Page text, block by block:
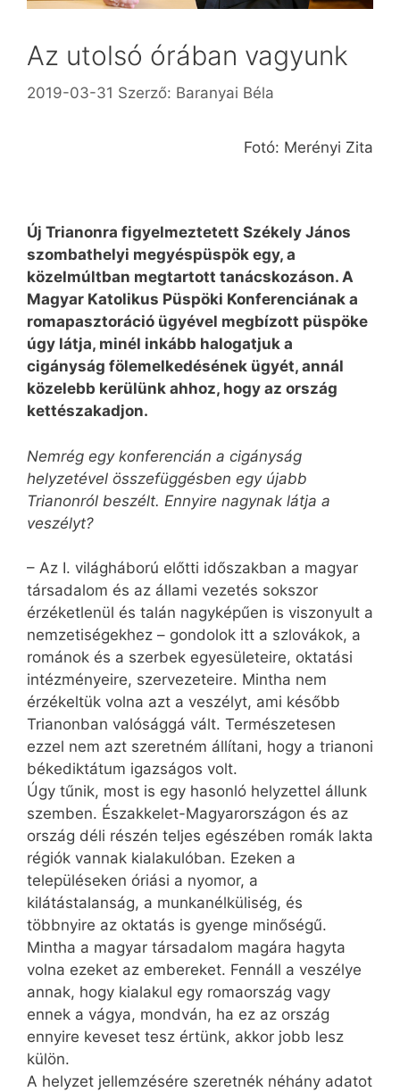
Az utolsó órában vagyunk
2019-03-31 Szerző: Baranyai Béla
Fotó: Merényi Zita
Új Trianonra figyelmeztetett Székely János
szombathelyi megyéspüspök egy, a
közelmúltban megtartott tanácskozáson. A
Magyar Katolikus Püspöki Konferenciának a
roma­pasztoráció ügyével megbízott püspöke
úgy látja, minél inkább halogatjuk a
cigányság fölemelkedésének ügyét, annál
közelebb kerülünk ahhoz, hogy az ország
kettészakadjon.
Nemrég egy konferencián a cigányság
helyzetével összefüggésben egy újabb
Trianonról beszélt. Ennyire nagynak látja a
veszélyt?
– Az I. világháború előtti időszakban a magyar
társadalom és az állami vezetés sokszor
érzéketlenül és talán nagyképűen is viszonyult a
nemzetiségekhez – gondolok itt a szlovákok, a
románok és a szerbek egyesületeire, oktatási
intézményeire, szervezeteire. Mintha nem
érzékeltük volna azt a veszélyt, ami később
Trianonban valósággá vált. Természetesen
ezzel nem azt szeretném állítani, hogy a trianoni
békediktátum igazságos volt.
Úgy tűnik, most is egy hasonló helyzettel állunk
szemben. Északkelet-Magyarországon és az
ország déli részén teljes egészében romák lakta
régiók vannak kialakulóban. Ezeken a
településeken óriási a nyomor, a
kilátástalanság, a munkanélküliség, és
többnyire az oktatás is gyenge minőségű.
Mintha a magyar társadalom magára hagyta
volna ezeket az embereket. Fennáll a veszélye
annak, hogy kialakul egy romaország vagy
ennek a vágya, mondván, ha ez az ország
ennyire keveset tesz értünk, akkor jobb lesz
külön.
A helyzet jellemzésére szeretnék néhány adatot